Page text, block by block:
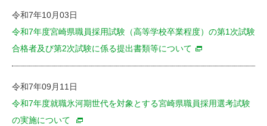
令和7年10月03日
令和7年度宮崎県職員採用試験（高等学校卒業程度）の第1次試験
合格者及び第2次試験に係る提出書類等について
令和7年09月11日
令和7年度就職氷河期世代を対象とする宮崎県職員採用選考試験
の実施について